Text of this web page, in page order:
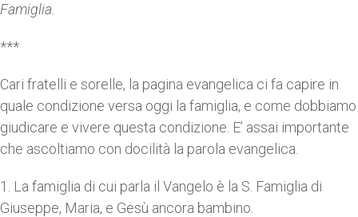
Famiglia.
***
Cari fratelli e sorelle, la pagina evangelica ci fa capire in
quale condizione versa oggi la famiglia, e come dobbiamo
giudicare e vivere questa condizione. E’ assai importante
che ascoltiamo con docilità la parola evangelica.
1. La famiglia di cui parla il Vangelo è la S. Famiglia di
Giuseppe, Maria, e Gesù ancora bambino.